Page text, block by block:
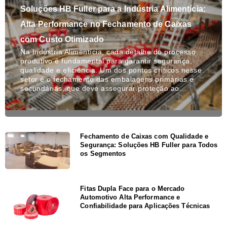
Soluções HB Fuller para a Indústria Alimentícia:
Alta Performance no Fechamento de Caixas
com Custo Otimizado
Na Indústria Alimentícia, cada detalhe do processo
produtivo é fundamental para garantir segurança,
qualidade e eficiência. Um dos pontos críticos nesse
setor é o fechamento das embalagens primárias e
secundárias, que deve assegurar proteção ao…
Fechamento de Caixas com Qualidade e
Segurança: Soluções HB Fuller para Todos
os Segmentos
Fitas Dupla Face para o Mercado
Automotivo Alta Performance e
Confiabilidade para Aplicações Técnicas